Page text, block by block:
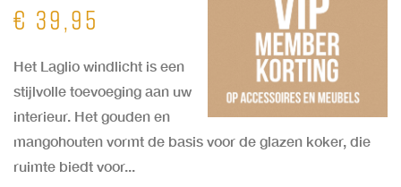
€ 39,95
Het Laglio windlicht is een
stijlvolle toevoeging aan uw
interieur. Het gouden en
mangohouten vormt de basis voor de glazen koker, die
ruimte biedt voor...